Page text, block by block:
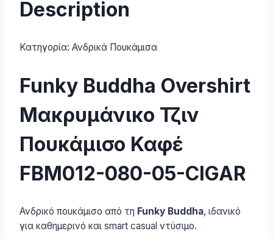
Description
Κατηγορία: Ανδρικά Πουκάμισα
Funky Buddha Overshirt
Μακρυμάνικo Τζιν
Πουκάμισο Καφέ
FBM012-080-05-CIGAR
Ανδρικό πουκάμισο από τη Funky Buddha, ιδανικό
για καθημερινό και smart casual ντύσιμο.